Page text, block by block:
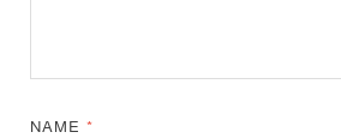
NAME*